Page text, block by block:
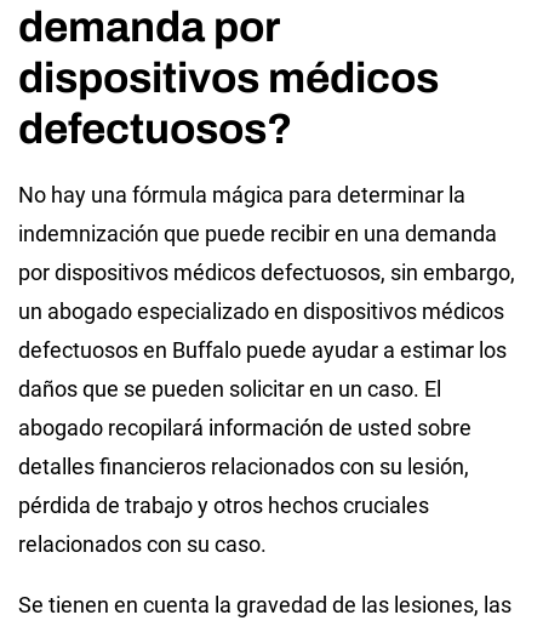
demanda por
dispositivos médicos
defectuosos?
No hay una fórmula mágica para determinar la
indemnización que puede recibir en una demanda
por dispositivos médicos defectuosos, sin embargo,
un abogado especializado en dispositivos médicos
defectuosos en Buffalo puede ayudar a estimar los
daños que se pueden solicitar en un caso. El
abogado recopilará información de usted sobre
detalles financieros relacionados con su lesión,
pérdida de trabajo y otros hechos cruciales
relacionados con su caso.
Se tienen en cuenta la gravedad de las lesiones, las